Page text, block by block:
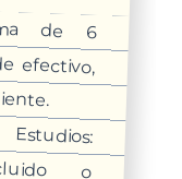
de 6
efectivo,
o